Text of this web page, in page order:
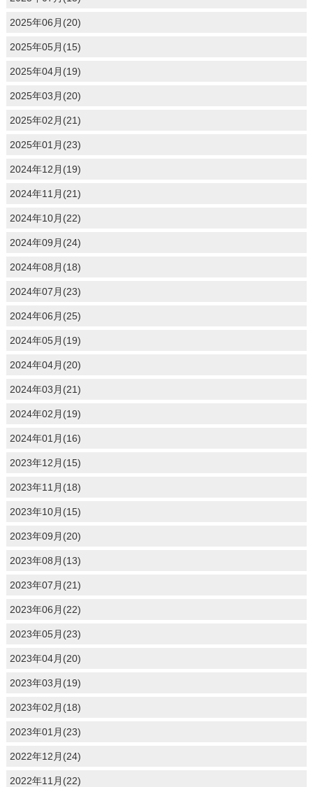
2025年06月(20)
2025年05月(15)
2025年04月(19)
2025年03月(20)
2025年02月(21)
2025年01月(23)
2024年12月(19)
2024年11月(21)
2024年10月(22)
2024年09月(24)
2024年08月(18)
2024年07月(23)
2024年06月(25)
2024年05月(19)
2024年04月(20)
2024年03月(21)
2024年02月(19)
2024年01月(16)
2023年12月(15)
2023年11月(18)
2023年10月(15)
2023年09月(20)
2023年08月(13)
2023年07月(21)
2023年06月(22)
2023年05月(23)
2023年04月(20)
2023年03月(19)
2023年02月(18)
2023年01月(23)
2022年12月(24)
2022年11月(22)